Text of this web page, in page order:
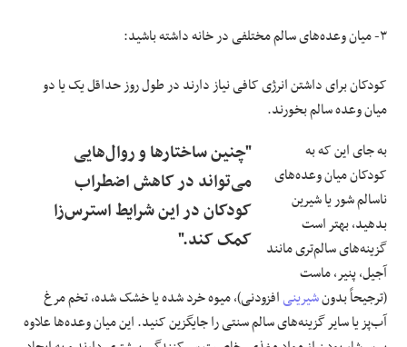
۳- میان وعده‌های سالم مختلفی در خانه داشته باشید:
کودکان برای داشتن انرژی کافی نیاز دارند در طول روز حداقل یک یا دو
میان وعده سالم بخورند.
"چنین ساختارها و روال‌هایی
می‌تواند در کاهش اضطراب
کودکان در این شرایط استرس‌زا
کمک کند."
به جای این که به
کودکان میان وعده‌های
ناسالم شور یا شیرین
بدهید، بهتر است
گزینه‌های سالم‌تری مانند
آجیل، پنیر، ماست
(ترجیحاً بدونشیرینیافزودنی)، میوه خرد شده یا خشک شده، تخم مرغ
آب‌پز یا سایر گزینه‌های سالم سنتی را جایگزین کنید. این میان وعده‌ها علاوه